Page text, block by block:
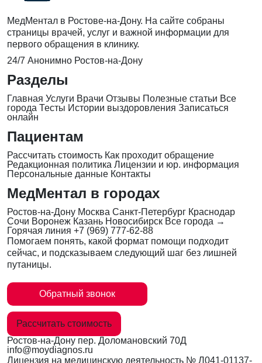
МедМентал в Ростове-на-Дону. На сайте собраны
страницы врачей, услуг и важной информации для
первого обращения в клинику.
24/7 Анонимно Ростов-на-Дону
Разделы
Главная Услуги Врачи Отзывы Полезные статьи Все
города Тесты Истории выздоровления Записаться
онлайн
Пациентам
Рассчитать стоимость Как проходит обращение
Редакционная политика Лицензии и юр. информация
Персональные данные Контакты
МедМентал в городах
Ростов-на-Дону Москва Санкт-Петербург Краснодар
Сочи Воронеж Казань Новосибирск Все города →
Горячая линия +7 (969) 777-62-88
Помогаем понять, какой формат помощи подходит
сейчас, и подсказываем следующий шаг без лишней
путаницы.
Обратный звонок
Рассчитать стоимость
Ростов-на-Дону пер. Доломановский 70Д
info@moydiagnos.ru
Лицензия на медицинскую деятельность № Л041-01137-